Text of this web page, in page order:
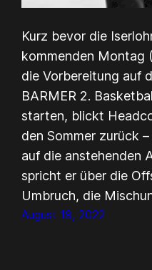
Kurz bevor die
kommenden Montag
die Vorbereitung auf
BARMER 2.
starten, blickt
den Sommer zurück
auf die anstehenden
spricht er über die
Umbruch, die
August 19, 2022